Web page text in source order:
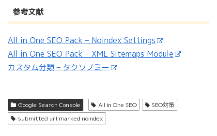
参考文献
All in One SEO Pack – Noindex Settings
All in One SEO Pack – XML Sitemaps Module
カスタム分類 – タクソノミー
Google Search Console All in One SEO
SEO対策
submitted url marked noindex